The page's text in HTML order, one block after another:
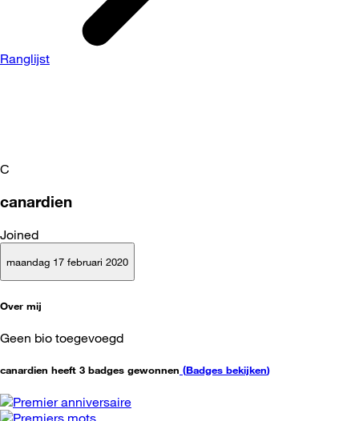
Ranglijst
C
canardien
Joined
maandag 17 februari 2020
Over mij
Geen bio toegevoegd
canardien heeft 3 badges gewonnen (Badges bekijken)